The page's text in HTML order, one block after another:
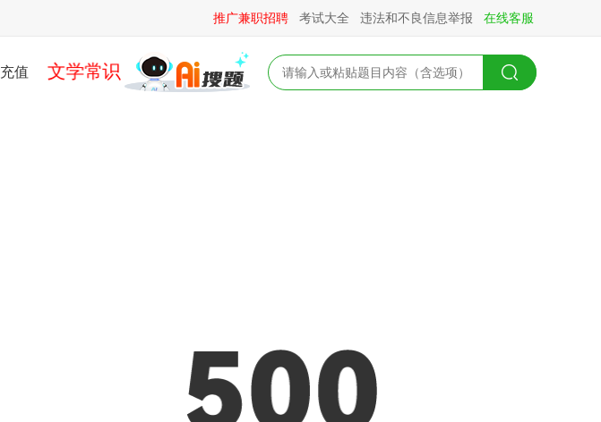
推广兼职招聘 考试大全 违法和不良信息举报 在线客服
充值 文学常识